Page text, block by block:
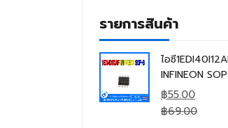
รายการสินค้า
ไอซี
INFINEON
฿55.00
฿69.00